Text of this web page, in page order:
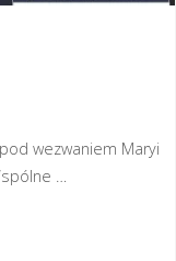
wezwaniem Maryi
…